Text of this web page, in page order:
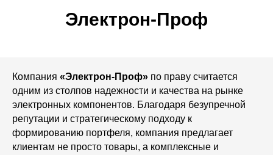
Электрон-Проф
Компания «Электрон-Проф» по праву считается
одним из столпов надежности и качества на рынке
электронных компонентов. Благодаря безупречной
репутации и стратегическому подходу к
формированию портфеля, компания предлагает
клиентам не просто товары, а комплексные и